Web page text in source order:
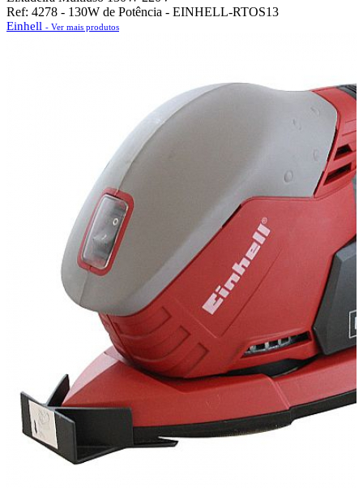
Ref: 4278 - 130W de Potência - EINHELL-RTOS13
Einhell - Ver mais produtos